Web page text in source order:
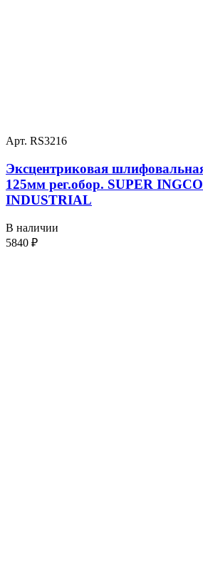
Арт. RS3216
Эксцентриковая
125мм рег.обор. SUPER
INDUSTRIAL
В наличии
5840 ₽